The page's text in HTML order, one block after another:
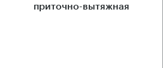
приточно-вытяжная